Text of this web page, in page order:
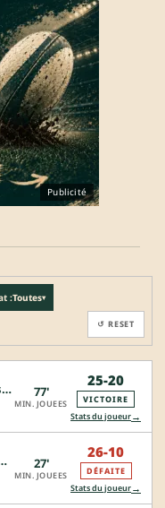
Publicité
:Toutes▾
↺ RESET
Ampo Ordizia RE - Ciencias Rugby Sevilla 77'
MIN. JOUEES
25-20
VICTOIRE
Stats du joueur→
- Ampo Ordizia RE 27'
MIN. JOUEES
26-10
DÉFAITE
Stats du joueur→